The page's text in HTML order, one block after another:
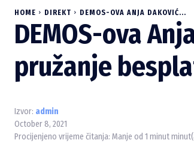
HOME DIREKT DEMOS-OVA ANJA DAKOVIĆ...
DEMOS-ova
pružanje
Izvor: admin
October 8, 2021
Procijenjeno vrijeme čitanja: Manje od 1 minut